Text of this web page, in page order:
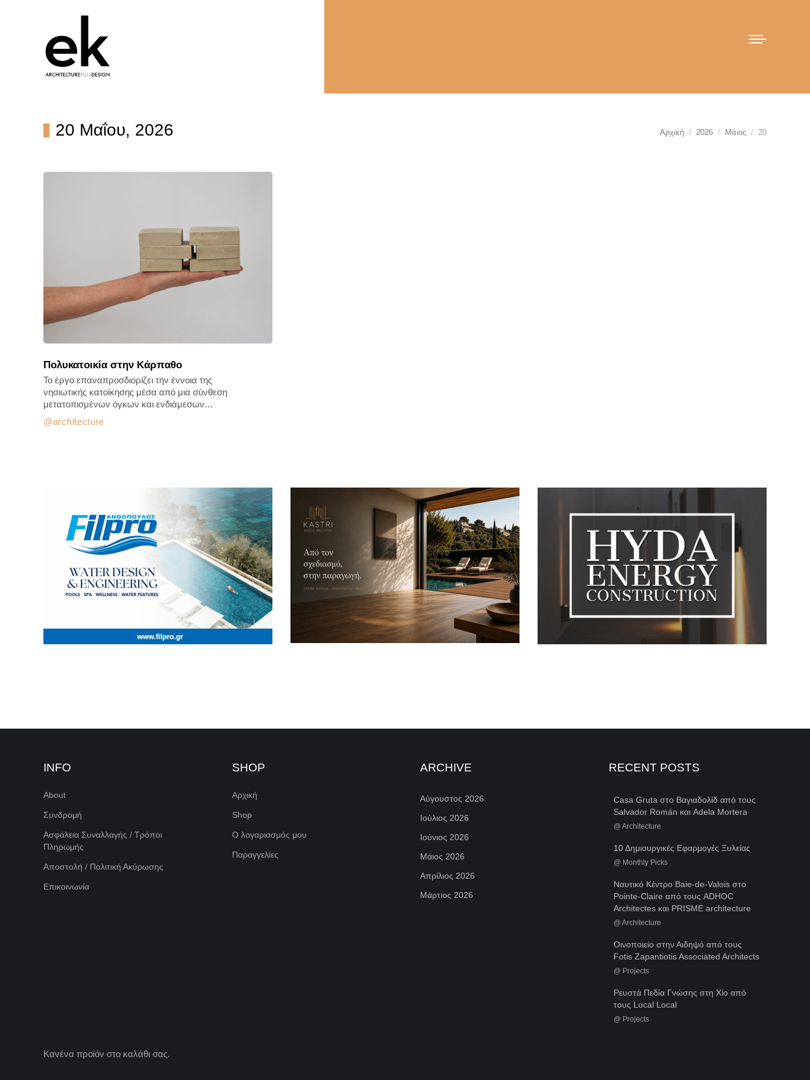
20 Μαΐου, 2026 You are here:
Αρχική 2026 Μάιος 20
Πολυκατοικία στην Κάρπαθο
architecture
Το έργο επαναπροσδιορίζει την έννοια της
νησιωτικής κατοίκησης μέσα από μια σύνθεση
μετατοπισμένων όγκων και ενδιάμεσων…
INFO
About
Συνδρομή
Ασφάλεια Συναλλαγής / Τρόποι
Πληρωμής
Αποστολή / Πολιτική Ακύρωσης
Επικοινωνία
SHOP
Αρχική
Shop
Ο λογαριασμός μου
Παραγγελίες
ARCHIVE
Αύγουστος 2026
Ιούλιος 2026
Ιούνιος 2026
Μάιος 2026
Απρίλιος 2026
Μάρτιος 2026
RECENT POSTS
Casa Gruta στο Βαγιαδολίδ από τους
Salvador Román και Adela Mortera
@ Architecture
10 Δημιουργικές Εφαρμογές Ξυλείας
@ Monthly Picks
Ναυτικό Κέντρο Baie-de-Valois στο
Pointe-Claire από τους ADHOC
Architectes και PRISME architecture
@ Architecture
Οινοποιείο στην Αιδηψό από τους
Fotis Zapantiotis Associated Architects
@ Projects
Ρευστά Πεδία Γνώσης στη Χίο από
τους Local Local
@ Projects
Κανένα προϊόν στο καλάθι σας.